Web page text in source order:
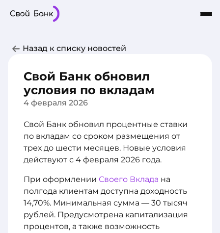
Частным лицам
Назад к списку новостей
Свой Банк обновил
условия по вкладам
4 февраля 2026
Свой Банк обновил процентные ставки
по вкладам со сроком размещения от
трех до шести месяцев. Новые условия
действуют с 4 февраля 2026 года.
При оформлении Своего Вклада на
полгода клиентам доступна доходность
14,70%. Минимальная сумма — 30 тысяч
рублей. Предусмотрена капитализация
процентов, а также возможность